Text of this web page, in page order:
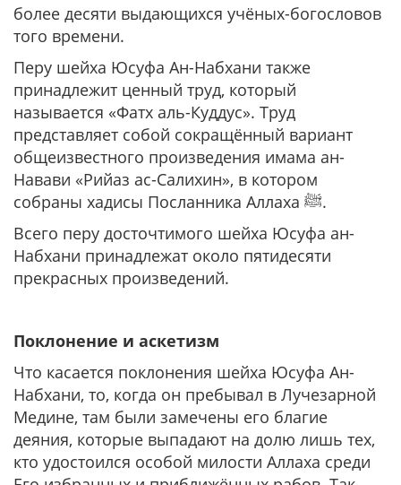
более десяти выдающихся учёных-богословов
того времени.
Перу шейха Юсуфа Ан-Набхани также
принадлежит ценный труд, который
называется «Фатх аль-Куддус». Труд
представляет собой сокращённый вариант
общеизвестного произведения имама ан-
Навави «Рийаз ас-Салихин», в котором
собраны хадисы Посланника Аллаха ﷺ.
Всего перу досточтимого шейха Юсуфа ан-
Набхани принадлежат около пятидесяти
прекрасных произведений.
Поклонение и аскетизм
Что касается поклонения шейха Юсуфа Ан-
Набхани, то, когда он пребывал в Лучезарной
Медине, там были замечены его благие
деяния, которые выпадают на долю лишь тех,
кто удостоился особой милости Аллаха среди